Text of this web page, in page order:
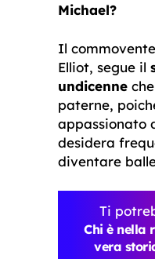
Michael?
Il
Elliot, segue il
undicenne
paterne,
appassionato
desidera
diventare
Ti
Chi è nella
vera